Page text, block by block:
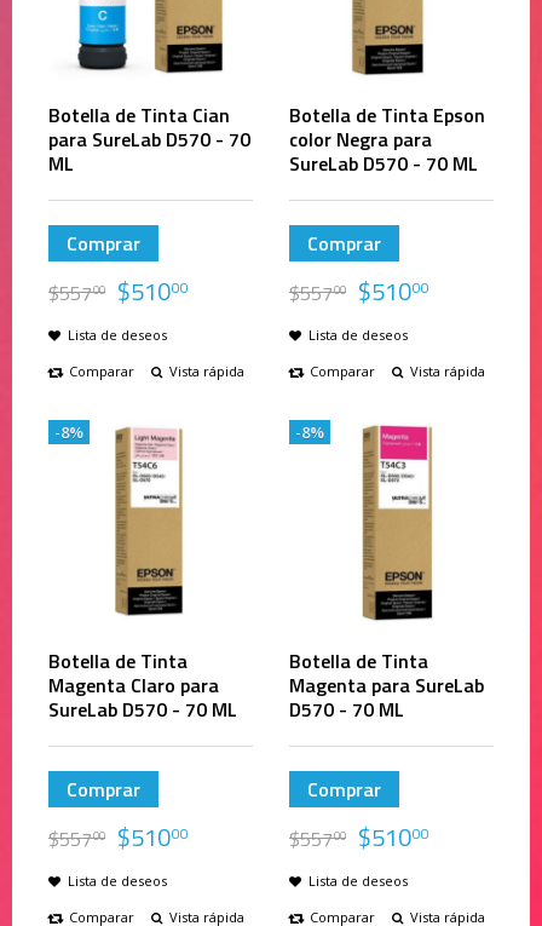
Botella de Tinta Cian
para SureLab D570 - 70
ML
Comprar
$55700 $51000
Lista de deseos
Comparar
Vista rápida
Botella de Tinta Epson
color Negra para
SureLab D570 - 70 ML
Comprar
$55700 $51000
Lista de deseos
Comparar
Vista rápida
Botella de Tinta
Magenta Claro para
SureLab D570 - 70 ML
Comprar
$55700 $51000
Lista de deseos
Comparar
Vista rápida
-8%
Botella de Tinta
Magenta para SureLab
D570 - 70 ML
Comprar
$55700 $51000
Lista de deseos
Comparar
Vista rápida
-8%